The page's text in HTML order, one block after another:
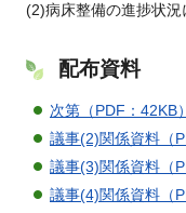
(2)病床整備の進捗状況
配布資料
次第（PDF：42KB）
議事(2)関係資料（
議事(3)関係資料（
議事(4)関係資料（